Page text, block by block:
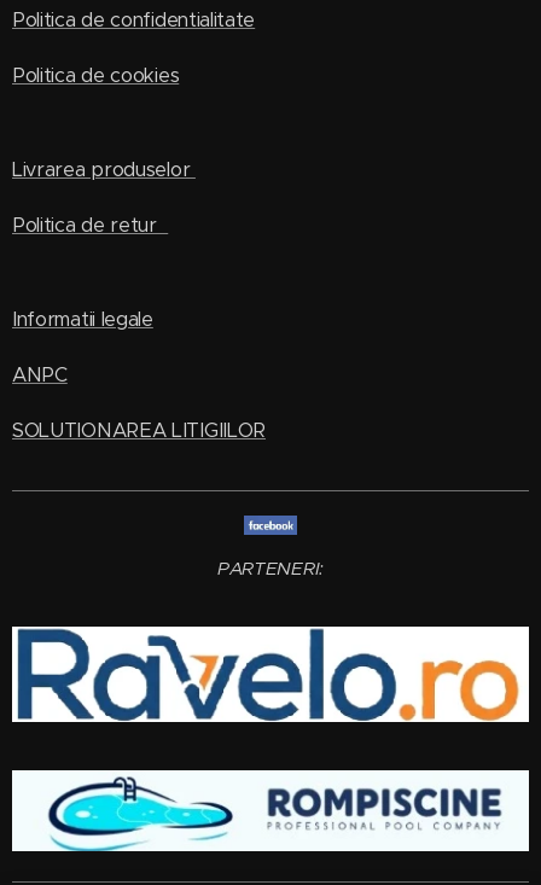
Politica de confidentialitate
Politica de cookies
Livrarea produselor
Politica de retur
Informatii legale
ANPC
SOLUTIONAREA LITIGIILOR
PARTENERI: